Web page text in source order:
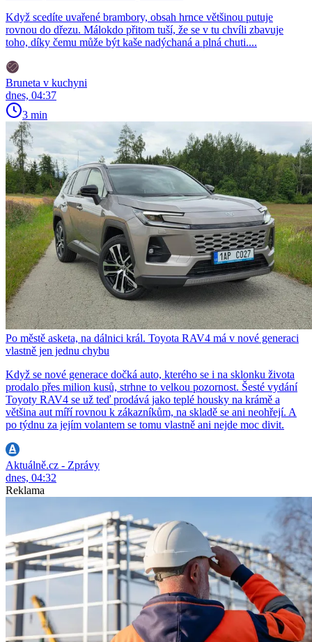
Když scedíte uvařené brambory, obsah hrnce většinou putuje
rovnou do dřezu. Málokdo přitom tuší, že se v tu chvíli zbavuje
toho, díky čemu může být kaše nadýchaná a plná chuti....
Bruneta v kuchyni
dnes, 04:37
3 min
Po městě asketa, na dálnici král. Toyota RAV4 má v nové generaci
vlastně jen jednu chybu
Když se nové generace dočká auto, kterého se i na sklonku života
prodalo přes milion kusů, strhne to velkou pozornost. Šesté vydání
Toyoty RAV4 se už teď prodává jako teplé housky na krámě a
většina aut míří rovnou k zákazníkům, na skladě se ani neohřejí. A
po týdnu za jejím volantem se tomu vlastně ani nejde moc divit.
Aktuálně.cz - Zprávy
dnes, 04:32
Reklama